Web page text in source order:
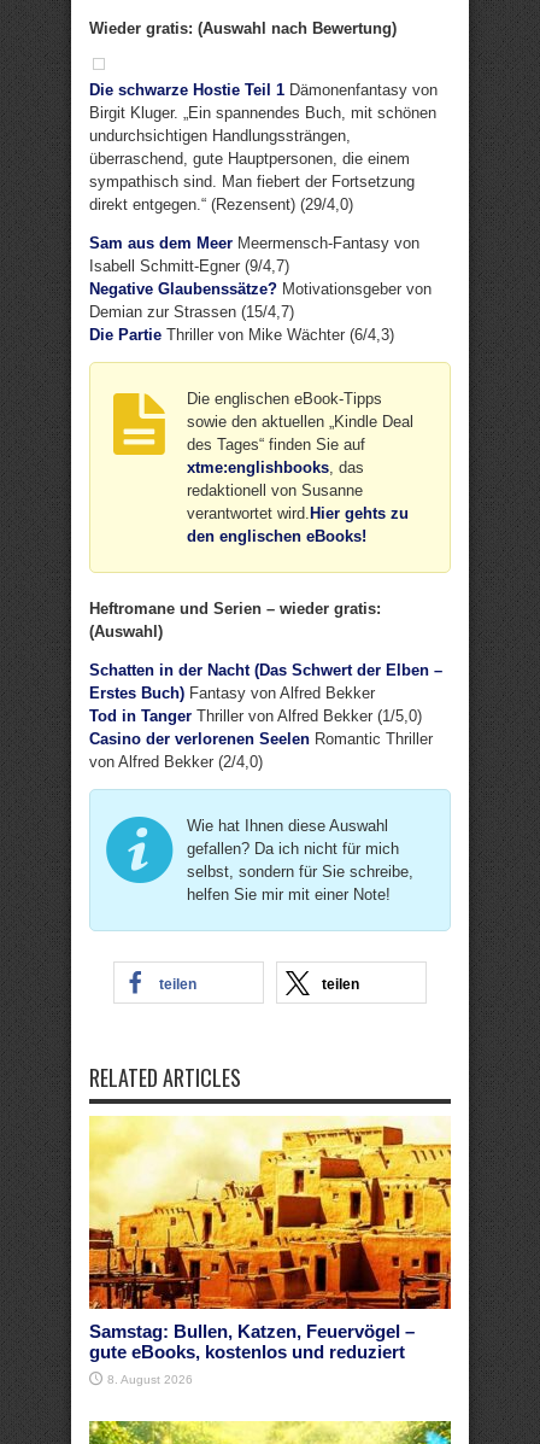
Wieder gratis: (Auswahl nach Bewertung)
Die schwarze Hostie Teil 1 Dämonenfantasy von
Birgit Kluger. „Ein spannendes Buch, mit schönen
undurchsichtigen Handlungssträngen,
überraschend, gute Hauptpersonen, die einem
sympathisch sind. Man fiebert der Fortsetzung
direkt entgegen.“ (Rezensent) (29/4,0)
Sam aus dem Meer Meermensch-Fantasy von
Isabell Schmitt-Egner (9/4,7)
Negative Glaubenssätze? Motivationsgeber von
Demian zur Strassen (15/4,7)
Die Partie Thriller von Mike Wächter (6/4,3)
Die englischen eBook-Tipps
sowie den aktuellen „Kindle Deal
des Tages“ finden Sie auf
xtme:englishbooks, das
redaktionell von Susanne
verantwortet wird. Hier gehts zu
den englischen eBooks!
Heftromane und Serien – wieder gratis:
(Auswahl)
Schatten in der Nacht (Das Schwert der Elben –
Erstes Buch) Fantasy von Alfred Bekker
Tod in Tanger Thriller von Alfred Bekker (1/5,0)
Casino der verlorenen Seelen Romantic Thriller
von Alfred Bekker (2/4,0)
Wie hat Ihnen diese Auswahl
gefallen? Da ich nicht für mich
selbst, sondern für Sie schreibe,
helfen Sie mir mit einer Note!
teilen teilen
RELATED ARTICLES
Samstag: Bullen, Katzen, Feuervögel –
gute eBooks, kostenlos und reduziert
8. August 2026